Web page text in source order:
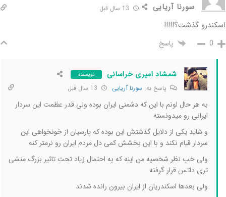
سورنا آریایی
اسکندرو گذشت؟!!!!!
0 پاسخ
شمشاد امیری خراسانی نویسنده
پاسخ به سورنا آریایی
به هر حال اونم با این که دشمنی ایران بوده ولی قدر عظمت این سردار
ایرانی رو میدونسته
و شاید یکی از دلایل گذشتش این بوده که پارسیان از خونخواهی این
سردار قیام نکند و با این بخشش کمی دل مردم ایران رو نرمتر کنه
ولی خب نظر شخصیه من اینه که به احتمال زیاد تحت تاثیر بزرگ منشی
تری داتس قرار گرفته
ولی بعدها اسکندریان از ایران بیرون رانده شدند